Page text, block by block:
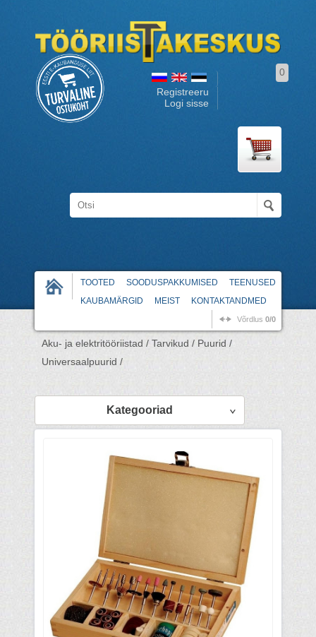
Registreeru
Logi sisse
0
TOOTED SOODUSPAKKUMISED
TEENUSED
KAUBAMÄRGID
MEIST KONTAKTANDMED
Võrdlus 0/0
Aku- ja elektritööriistad / Tarvikud / Puurid /
Universaalpuurid /
Kategooriad